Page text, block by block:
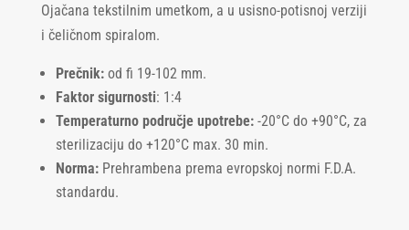
Ojačana tekstilnim umetkom, a u usisno-potisnoj verziji
i čeličnom spiralom.
Prečnik:od fi 19-102 mm.
Faktor sigurnosti: 1:4
Temperaturno područje upotrebe:-20°C do +90°C, za
sterilizaciju do +120°C max. 30 min.
Norma:Prehrambena prema evropskoj normi F.D.A.
standardu.